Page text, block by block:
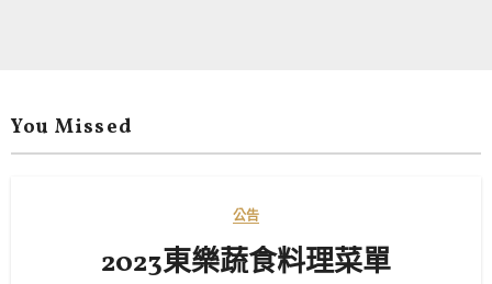
You Missed
公告
2023東樂蔬食料理菜單